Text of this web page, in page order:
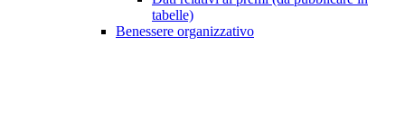
tabelle)
Benessere organizzativo